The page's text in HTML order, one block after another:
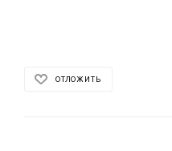
ОТЛОЖИТЬ